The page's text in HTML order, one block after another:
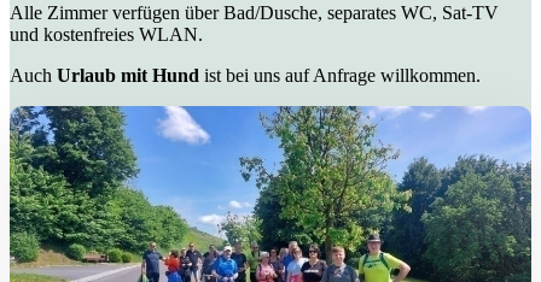
Alle Zimmer verfügen über Bad/Dusche, separates WC, Sat-TV
und kostenfreies WLAN.
Auch Urlaub mit Hund ist bei uns auf Anfrage willkommen.